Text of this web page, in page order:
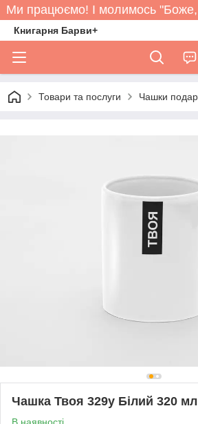
Ми працюємо! І молимось "Боже,
Книгарня Барви+
Товари та послуги Чашки
Чашка Твоя 329у Білий 320 мл
В наявності